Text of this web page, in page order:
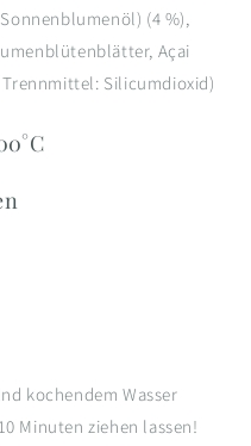
(4 %),
Açai
Silicumdioxid)
kochendem Wasser
Minuten ziehen lassen!